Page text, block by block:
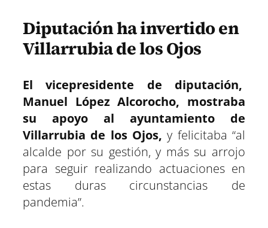
Diputación ha invertido en
Villarrubia de los Ojos
El vicepresidente de diputación,
Manuel López Alcorocho, mostraba
su apoyo al ayuntamiento de
Villarrubia de los Ojos, y felicitaba “al
alcalde por su gestión, y más su arrojo
para seguir realizando actuaciones en
estas duras circunstancias de
pandemia”.